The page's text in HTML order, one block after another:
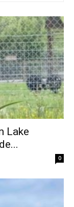
Lake
0